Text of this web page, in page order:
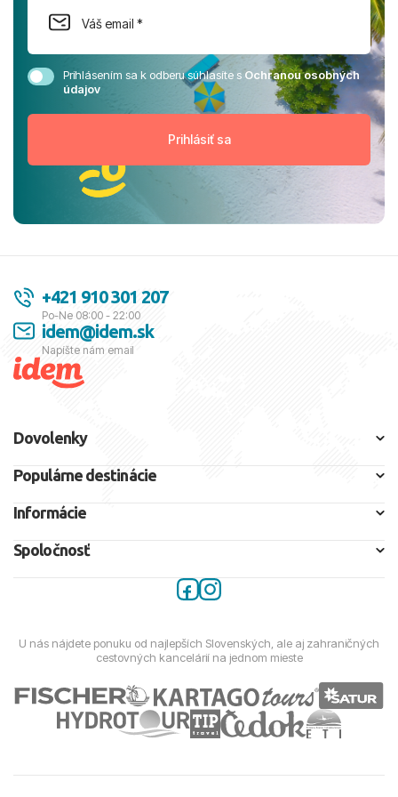
Prihlásením sa k odberu súhlasíte sOchranou osobných
údajov
+421 910 301 207
Po-Ne 08:00 - 22:00
idem@idem.sk
Napíšte nám email
Dovolenky
Populárne destinácie
Informácie
Spoločnosť
U nás nájdete ponuku od najlepších Slovenských, ale aj zahraničných
cestovných kancelárií na jednom mieste